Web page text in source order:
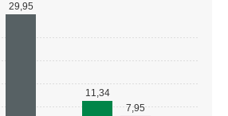
29,95
11,34
7,95